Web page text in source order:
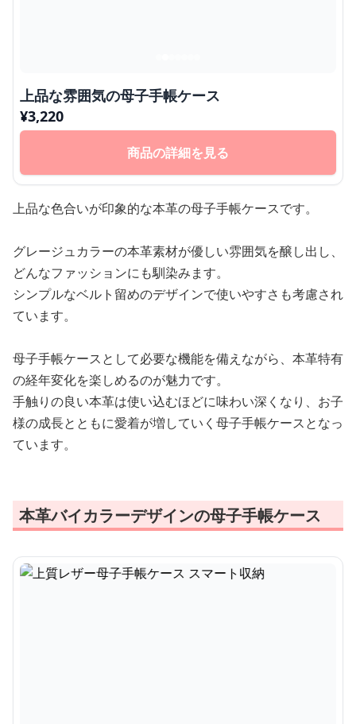
上品な雰囲気の母子手帳ケース
¥3,220
商品の詳細を見る
上品な色合いが印象的な本革の母子手帳ケースです。
グレージュカラーの本革素材が優しい雰囲気を醸し出し、
どんなファッションにも馴染みます。
シンプルなベルト留めのデザインで使いやすさも考慮され
ています。
母子手帳ケースとして必要な機能を備えながら、本革特有
の経年変化を楽しめるのが魅力です。
手触りの良い本革は使い込むほどに味わい深くなり、お子
様の成長とともに愛着が増していく母子手帳ケースとなっ
ています。
本革バイカラーデザインの母子手帳ケース